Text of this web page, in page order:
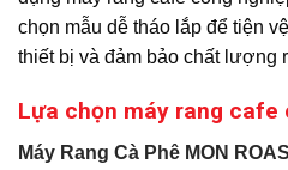
chọn mẫu dễ tháo lắp để tiện
thiết bị và đảm bảo chất lượng
Lựa chọn máy rang cafe
Máy Rang Cà Phê MON